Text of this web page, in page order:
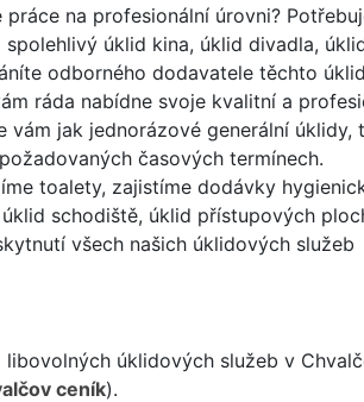
na profesionální úrovni?
úklid kina, úklid divadla,
odborného dodavatele těchto
ráda nabídne svoje kvalitní a
jak jednorázové generální úklidy,
časových termínech.
toalety, zajistíme dodávky
schodiště, úklid přístupových
všech našich úklidových služeb
libovolných úklidových služeb v
ceník).